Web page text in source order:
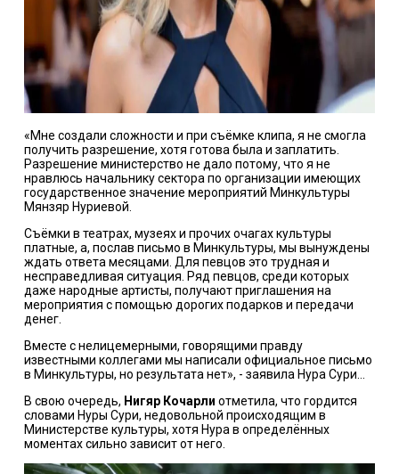
«Мне создали сложности и при съёмке клипа, я не смогла
получить разрешение, хотя готова была и заплатить.
Разрешение министерство не дало потому, что я не
нравлюсь начальнику сектора по организации имеющих
государственное значение мероприятий Минкультуры
Мянзяр Нуриевой.
Съёмки в театрах, музеях и прочих очагах культуры
платные, а, послав письмо в Минкультуры, мы вынуждены
ждать ответа месяцами. Для певцов это трудная и
несправедливая ситуация. Ряд певцов, среди которых
даже народные артисты, получают приглашения на
мероприятия с помощью дорогих подарков и передачи
денег.
Вместе с нелицемерными, говорящими правду
известными коллегами мы написали официальное письмо
в Минкультуры, но результата нет», - заявила Нура Сури…
В свою очередь, Нигяр Кочарли отметила, что гордится
словами Нуры Сури, недовольной происходящим в
Министерстве культуры, хотя Нура в определённых
моментах сильно зависит от него.